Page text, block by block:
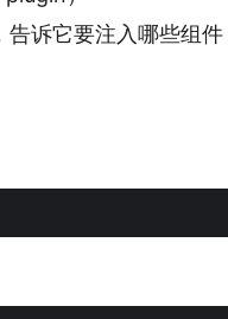
告诉它要注入哪些组件